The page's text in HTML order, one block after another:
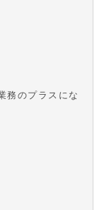
務のプラスにな